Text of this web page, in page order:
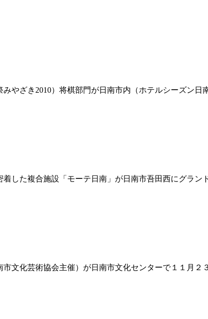
やざき2010）将棋部門が日南市内（ホテルシーズン
した複合施設「モーテ日南」が日南市吾田西にグラ
文化芸術協会主催）が日南市文化センターで１１月２